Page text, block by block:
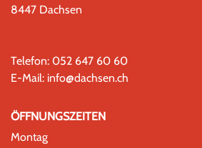
8447 Dachsen
Telefon: 052 647 60 60
E-Mail: info@dachsen.ch
ÖFFNUNGSZEITEN
Montag